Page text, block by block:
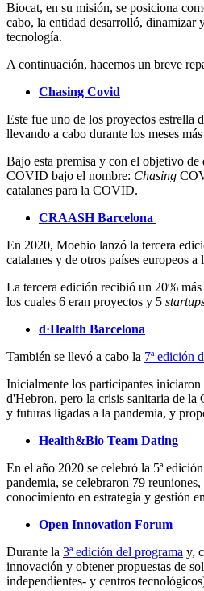
Biocat, en su misión, se posiciona
cabo, la entidad desarrolló, dinamizar
tecnología.
A continuación, hacemos un breve
Chasing Covid
Este fue uno de los proyectos estrella
llevando a cabo durante los meses
Bajo esta premisa y con el objetivo
COVID bajo el nombre: Chasing
catalanes para la COVID.
CRAASH Barcelona
En 2020, Moebio lanzó la tercera
catalanes y de otros países europeos
La tercera edición recibió un 20%
los cuales 6 eran proyectos y 5
d·Health Barcelona
También se llevó a cabo la 7ª edición
Inicialmente los participantes
d'Hebron, pero la crisis sanitaria de
y futuras ligadas a la pandemia, y
Health&Bio Team Dating
En el año 2020 se celebró la 5ª
pandemia, se celebraron 79
conocimiento en estrategia y gestión
Open Innovation Forum
Durante la 3ª edición del programa y,
innovación y obtener propuestas de
independientes- y centros